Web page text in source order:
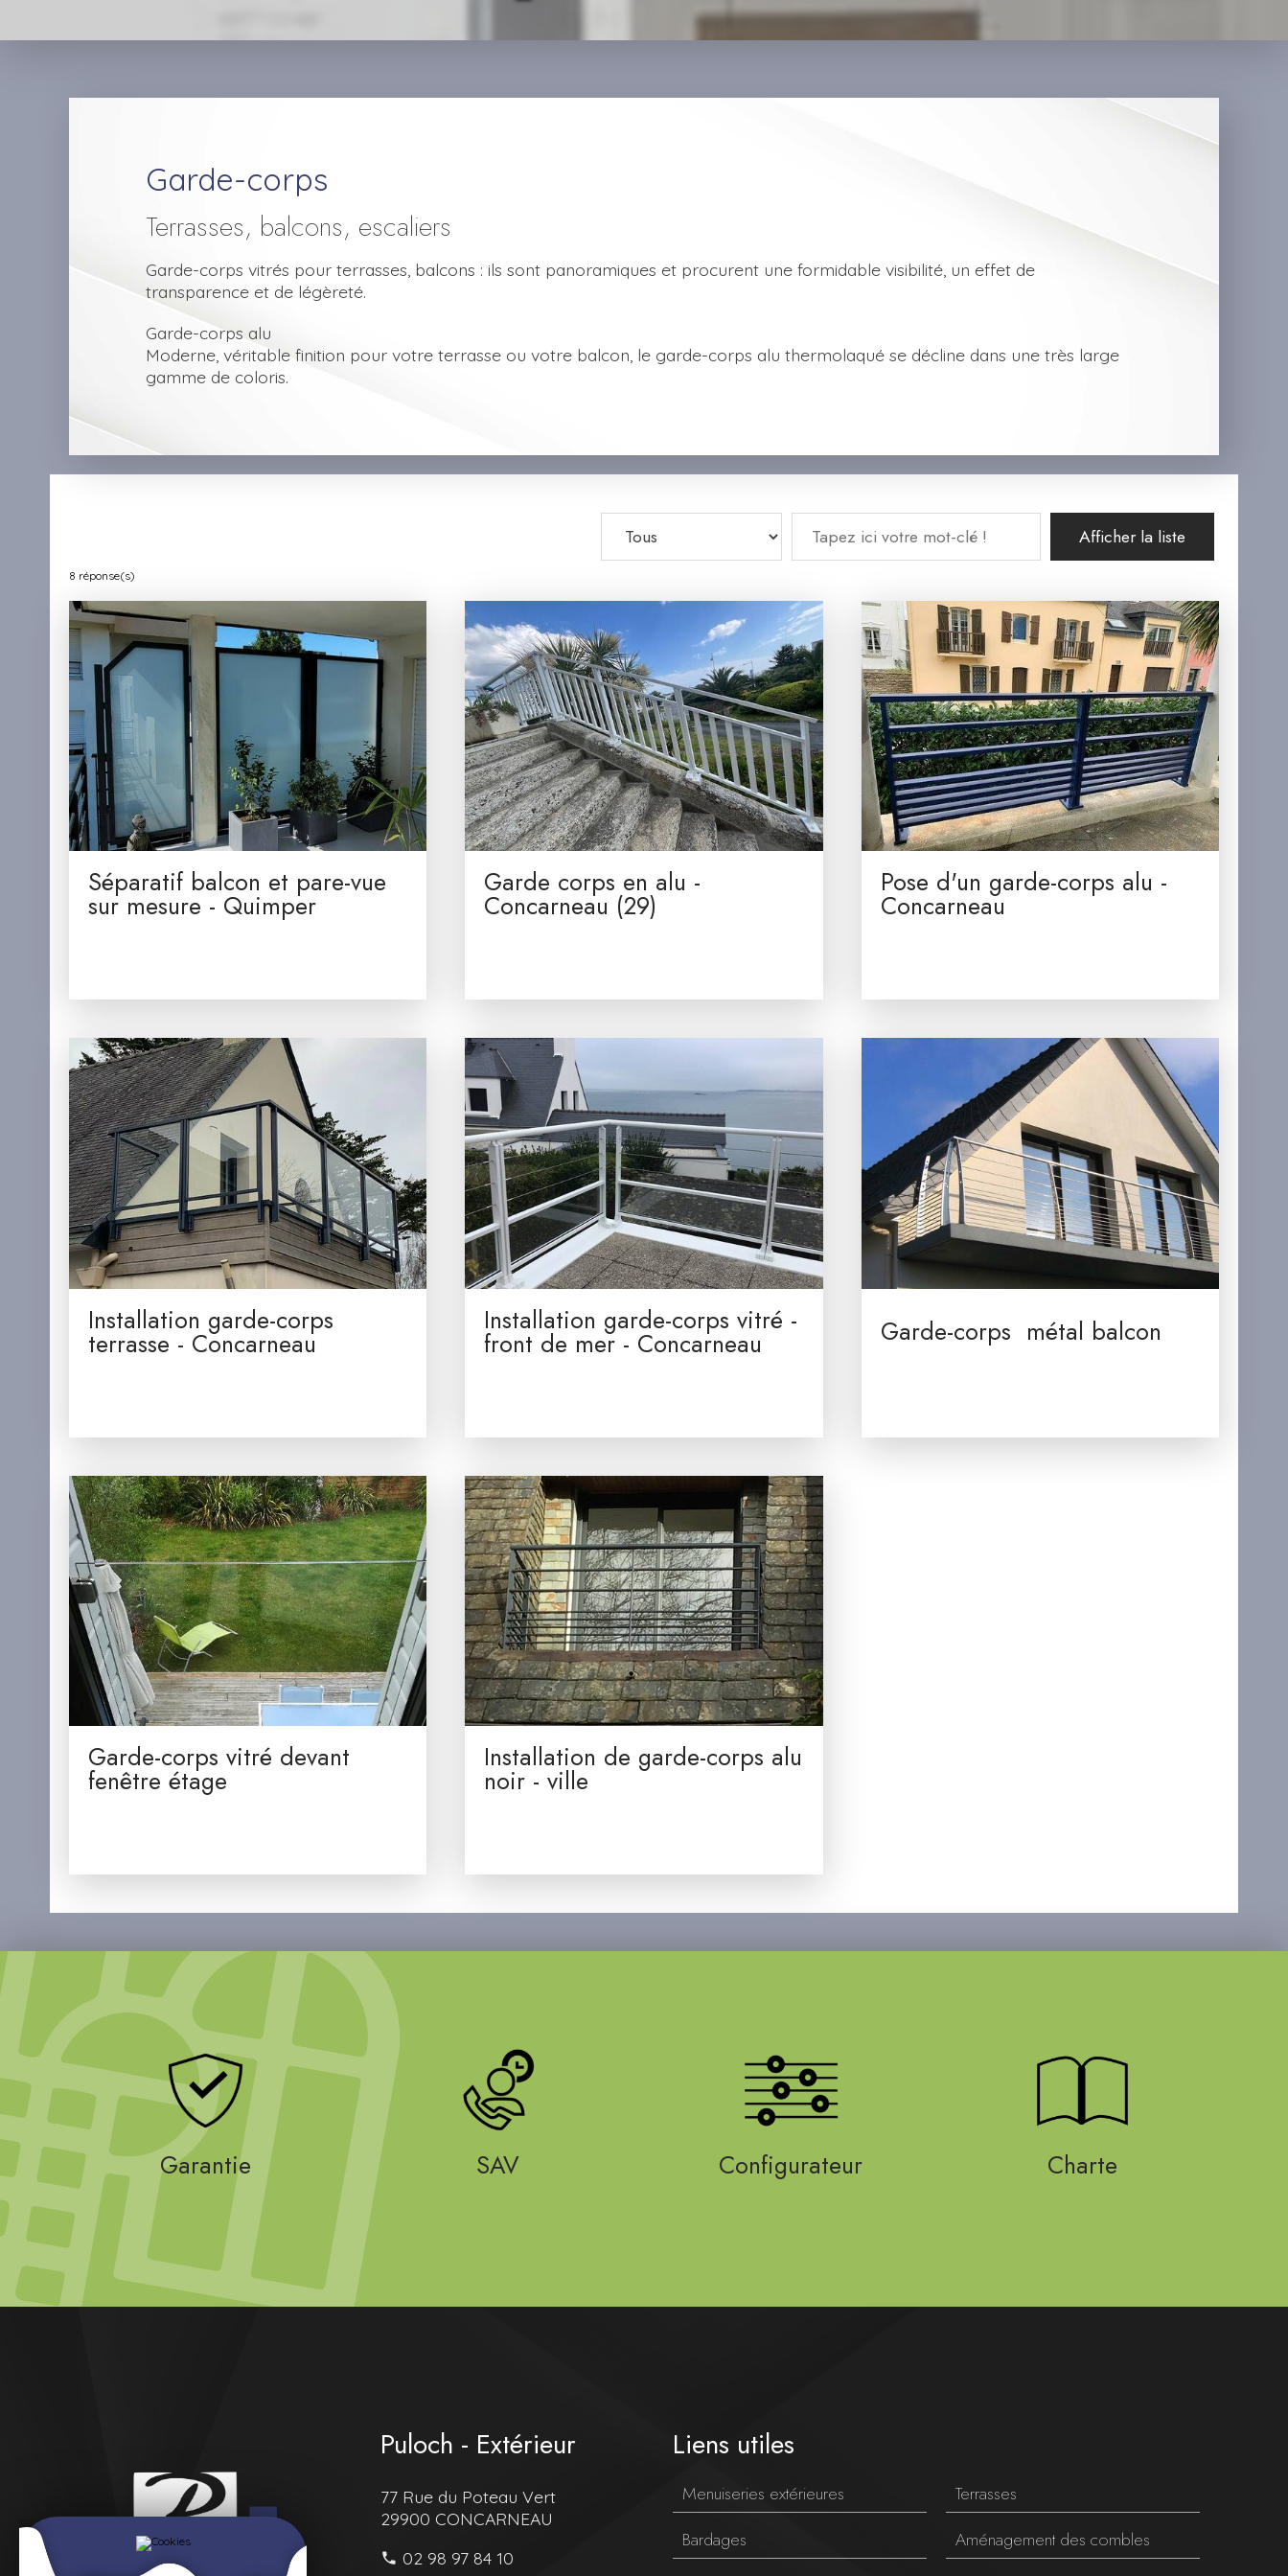
Garde-corps
Terrasses, balcons, escaliers
Garde-corps vitrés pour terrasses, balcons : ils sont panoramiques et procurent une formidable visibilité, un effet de
transparence et de légèreté.
Garde-corps alu
Moderne, véritable finition pour votre terrasse ou votre balcon, le garde-corps alu thermolaqué se décline dans une très large
gamme de coloris.
8 réponse(s)
Séparatif balcon et pare-vue
sur mesure - Quimper
Garde corps en alu -
Concarneau (29)
Pose d'un garde-corps alu -
Concarneau
Installation garde-corps
terrasse - Concarneau
Installation garde-corps vitré -
front de mer - Concarneau Garde-corps métal balcon
Garde-corps vitré devant
fenêtre étage
Installation de garde-corps alu
noir - ville
Garantie SAV Configurateur Charte
Puloch - Extérieur
77 Rue du Poteau Vert
29900 CONCARNEAU
02 98 97 84 10
Liens utiles
Menuiseries extérieures
Terrasses
Bardages
Aménagement des combles